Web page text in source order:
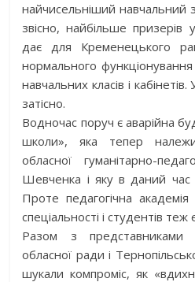
найчисельніший навчальний
звісно, найбільше призерів
дає для Кременецького
нормального
навчальних класів і
затісно.
Водночас поруч є аварійна
школи», яка тепер
обласної гуманітарно-
Шевченка і яку в даний час
Проте педагогічна академія
спеціальності і студентів теж
Разом з представниками
обласної ради і
шукали компроміс, як